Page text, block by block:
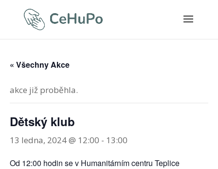
« Všechny Akce
akce již proběhla.
Dětský klub
13 ledna, 2024 @ 12:00 - 13:00
Od 12:00 hodin se v Humanitárním centru Teplice